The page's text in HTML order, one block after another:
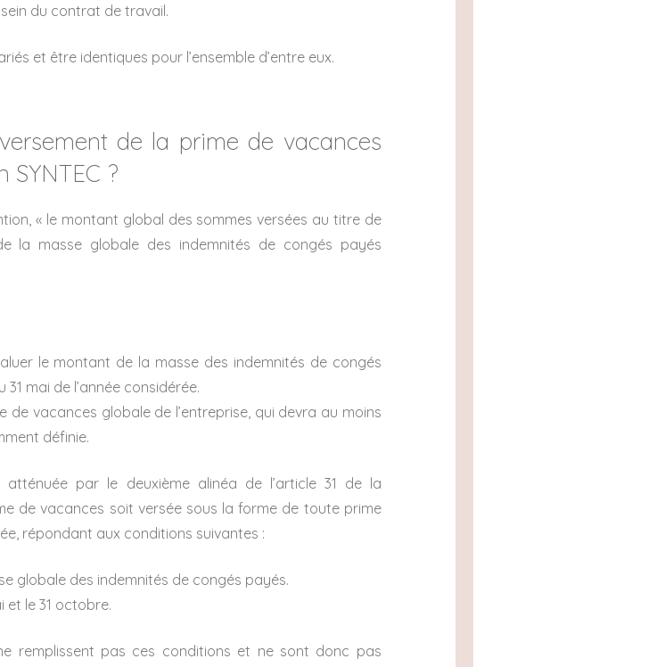
du contrat de travail.
et être identiques pour l’ensemble d’entre eux.
de la prime de vacances
SYNTEC ?
« le montant global des sommes versées au titre de
la masse globale des indemnités de congés payés
le montant de la masse des indemnités de congés
mai de l’année considérée.
de vacances globale de l’entreprise, qui devra au moins
définie.
par le deuxième alinéa de l’article 31 de la
de vacances soit versée sous la forme de toute prime
répondant aux conditions suivantes :
globale des indemnités de congés payés.
et le 31 octobre.
remplissent pas ces conditions et ne sont donc pas